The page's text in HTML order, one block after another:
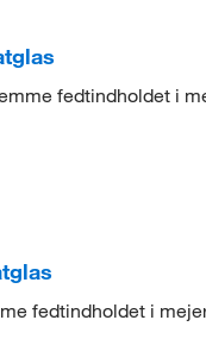
fedtindholdet i
fedtindholdet i